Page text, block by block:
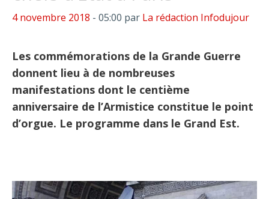
4 novembre 2018 - 05:00 par La rédaction Infodujour
Les commémorations de la Grande Guerre
donnent lieu à de nombreuses
manifestations dont le centième
anniversaire de l’Armistice constitue le point
d’orgue. Le programme dans le Grand Est.